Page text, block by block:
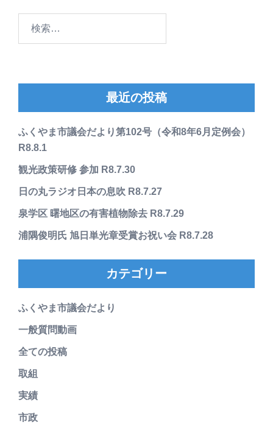
最近の投稿
ふくやま市議会だより第102号（令和8年6月定例会）
R8.8.1
観光政策研修 参加 R8.7.30
日の丸ラジオ日本の息吹 R8.7.27
泉学区 曙地区の有害植物除去 R8.7.29
浦隅俊明氏 旭日単光章受賞お祝い会 R8.7.28
カテゴリー
ふくやま市議会だより
一般質問動画
全ての投稿
取組
実績
市政